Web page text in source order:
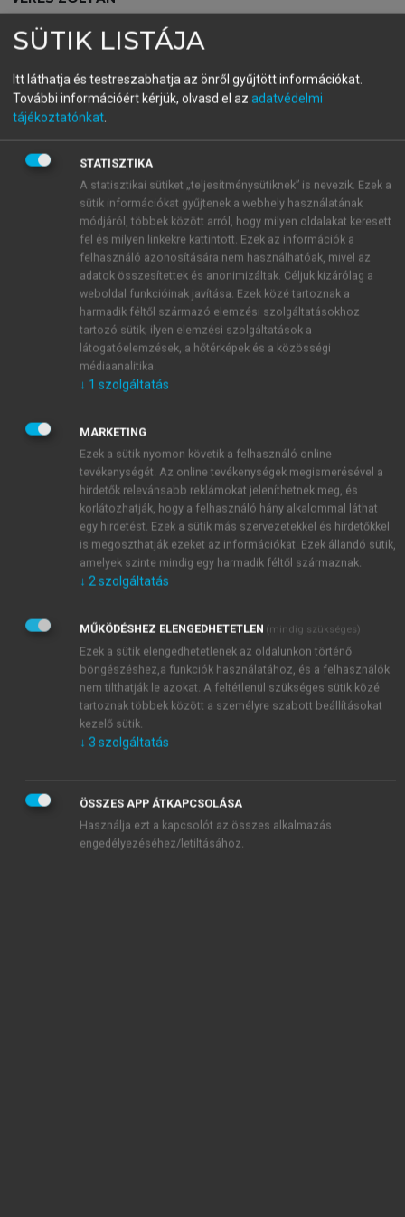
Betekintés a marketingbe
Létezik-e a marketingtudomány?
menu_book OLVASÁS
Mérföldkövek
Az első kísérlet a marketingaktivitás kiterjesztett
értelmezésére már nem sokkal a második
világháború után megtörtént. Az intenzív gazdasági
fejlődési környezetben megjelent az igény a
marketing alkalmazására az iparvállalati
kapcsolatokban, ez a klasszikus ipari marketing
azonban még nem haladta meg a tradícionális
marketingtechnikákat. A múlt század 70-es éveitől
tradicionális fogyasztóitermék-orientált marketing
mellett – melynek fókuszában az anonim
tömegfogyasztó áll a hipermarketek FMCG-polcainál
– olyan új területek jelennek meg, mint a
szolgáltatásmarketing, a nonbusiness marketing, a
kapcsolati marketing vagy az IMP networkalapú
business-to-business marketingje (utóbbit lásd
részletesebben a kutatásmódszertani fejezetben). A
helyét az interakcióknak (koprodukció, co-creation),
továbbá a value-in-use megközelítésnek. Ez utóbbi
vezet el a 2004-es Vargo–Lusch-féle SDL-modellhez
(lásd később). Ezek az új iskolák jelentős
módszertani változásokat is hoztak. Végül,
megérkezve a mai technológiai környezethez,
amely gyökeres változásokat hozott a fogyasztói
magatartás tudományos értelmezésében (lásd még az
innovációról szóló részt).
SÜTIK LISTÁJA
Itt láthatja és testreszabhatja az önről gyűjtött információkat.
További információért kérjük, olvasd el az adatvédelmi
tájékoztatónkat.
STATISZTIKA
A statisztikai sütiket „teljesítménysütiknek” is nevezik. Ezek a
sütik információkat gyűjtenek a webhely használatának
módjáról, többek között arról, hogy milyen oldalakat keresett
fel és milyen linkekre kattintott. Ezek az információk a
felhasználó azonosítására nem használhatóak, mivel az
adatok összesítettek és anonimizáltak. Céljuk kizárólag a
weboldal funkcióinak javítása. Ezek közé tartoznak a
harmadik féltől származó elemzési szolgáltatásokhoz
tartozó sütik; ilyen elemzési szolgáltatások a
látogatóelemzések, a hőtérképek és a közösségi
médiaanalitika.
↓ 1 szolgáltatás
MARKETING
Ezek a sütik nyomon követik a felhasználó online
tevékenységét. Az online tevékenységek megismerésével a
hirdetők relevánsabb reklámokat jeleníthetnek meg, és
korlátozhatják, hogy a felhasználó hány alkalommal láthat
egy hirdetést. Ezek a sütik más szervezetekkel és hirdetőkkel
is megoszthatják ezeket az információkat. Ezek állandó sütik,
amelyek szinte mindig egy harmadik féltől származnak.
↓ 2szolgáltatás
MŰKÖDÉSHEZ ELENGEDHETETLEN (mindig szükséges)
Ezek a sütik elengedhetetlenek az oldalunkon történő
böngészéshez,a funkciók használatához, és a felhasználók
nem tilthatják le azokat. A feltétlenül szükséges sütik közé
tartoznak többek között a személyre szabott beállításokat
kezelő sütik.
↓ 3 szolgáltatás
ÖSSZES APP ÁTKAPCSOLÁSA
Használja ezt a kapcsolót az összes alkalmazás
engedélyezéséhez/letiltásához.